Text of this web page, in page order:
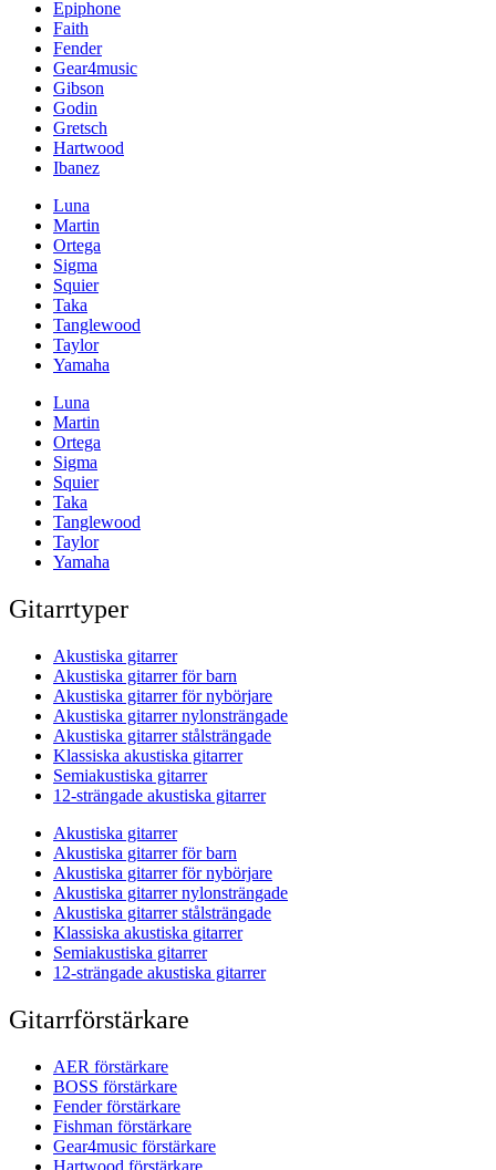
Epiphone
Faith
Fender
Gear4music
Gibson
Godin
Gretsch
Hartwood
Ibanez
Luna
Martin
Ortega
Sigma
Squier
Taka
Tanglewood
Taylor
Yamaha
Luna
Martin
Ortega
Sigma
Squier
Taka
Tanglewood
Taylor
Yamaha
Gitarrtyper
Akustiska gitarrer
Akustiska gitarrer för barn
Akustiska gitarrer för nybörjare
Akustiska gitarrer nylonsträngade
Akustiska gitarrer stålsträngade
Klassiska akustiska gitarrer
Semiakustiska gitarrer
12-strängade akustiska gitarrer
Akustiska gitarrer
Akustiska gitarrer för barn
Akustiska gitarrer för nybörjare
Akustiska gitarrer nylonsträngade
Akustiska gitarrer stålsträngade
Klassiska akustiska gitarrer
Semiakustiska gitarrer
12-strängade akustiska gitarrer
Gitarrförstärkare
AER förstärkare
BOSS förstärkare
Fender förstärkare
Fishman förstärkare
Gear4music förstärkare
Hartwood förstärkare